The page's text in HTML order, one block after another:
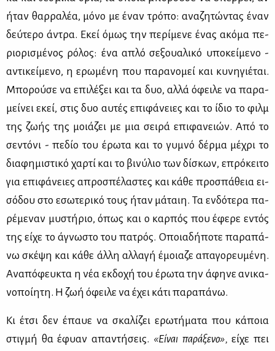
ήταν θαρ­ρα­λέα, μό­νο με έναν τρό­πο: ανα­ζη­τώ­ντας έναν
δεύ­τε­ρο άντρα. Εκεί όμως την πε­ρί­με­νε ένας ακό­μα πε­
ριο­ρι­σμέ­νος ρό­λος: ένα απλό σε­ξουα­λι­κό υπο­κεί­με­νο -
αντι­κεί­με­νο, η ερω­μέ­νη που πα­ρα­νο­μεί και κυ­νη­γιέ­ται.
Μπο­ρού­σε να επι­λέ­ξει και τα δυο, αλ­λά όφει­λε να πα­ρα­
μεί­νει εκεί, στις δυο αυ­τές επι­φά­νειες και το ίδιο το φιλμ
της ζω­ής της μοιά­ζει με μια σει­ρά επι­φα­νειών. Από το
σε­ντό­νι - πε­δίο του έρω­τα και το γυ­μνό δέρ­μα μέ­χρι το
δια­φη­μι­στι­κό χαρ­τί και το βι­νύ­λιο των δί­σκων, επρό­κει­το
για επι­φά­νειες απρο­σπέ­λα­στες και κά­θε προ­σπά­θεια ει­
σό­δου στο εσω­τε­ρι­κό τους ήταν μά­ταιη. Τα εν­δό­τε­ρα πα­
ρέ­με­ναν μυ­στή­ριο, όπως και ο καρ­πός που έφε­ρε εντός
της εί­χε το άγνω­στο του πα­τρός. Οποια­δή­πο­τε πα­ρα­πά­
νω σκέ­ψη και κά­θε άλ­λη αλ­λα­γή έμοια­ζε απα­γο­ρευ­μέ­νη.
Ανα­πό­φευ­κτα η νέα εκ­δο­χή του έρω­τα την άφη­νε ανι­κα­
νο­ποί­η­τη. Η ζωή όφει­λε να έχει κά­τι πα­ρα­πά­νω.
Κι έτσι δεν έπαυε να σκα­λί­ζει ερω­τή­μα­τα που κά­ποια
στιγ­μή θα έφυαν απα­ντή­σεις. «Εί­ναι πα­ρά­ξε­νο»,εί­χε πει